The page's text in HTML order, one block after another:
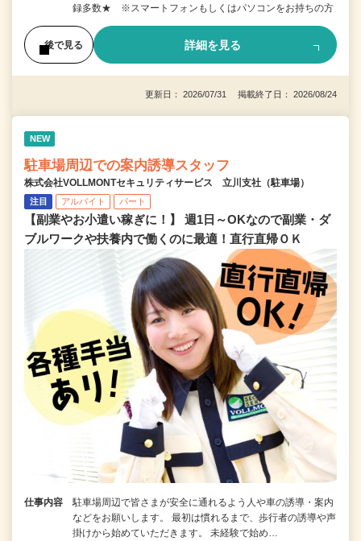
録多数★ ※スマートフォンもしくはパソコンをお持ちの方
後で見る 詳細を見る
更新日： 2026/07/31 掲載終了日： 2026/08/24
NEW
駐車場周辺での案内誘導スタッフ
株式会社VOLLMONTセキュリティサービス 立川支社（駐車場）
注目 アルバイト パート
【副業やお小遣い稼ぎに！】 週1日～OKなので副業・ダ
ブルワークや扶養内で働くのに最適！直行直帰ＯＫ
仕事内容
駐車場周辺で皆さまが安全に通れるよう人や車の誘導・案内
などをお願いします。 最初は慣れるまで、歩行者の誘導や声
掛けから始めていただきます。 未経験で始め…